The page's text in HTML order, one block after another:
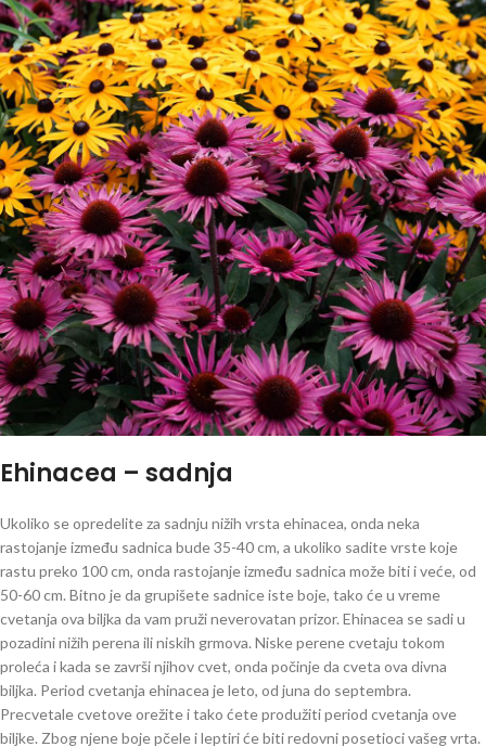
Ehinacea – sadnja
Ukoliko se opredelite za sadnju nižih vrsta ehinacea, onda neka
rastojanje između sadnica bude 35-40 cm, a ukoliko sadite vrste koje
rastu preko 100 cm, onda rastojanje između sadnica može biti i veće, od
50-60 cm. Bitno je da grupišete sadnice iste boje, tako će u vreme
cvetanja ova biljka da vam pruži neverovatan prizor. Ehinacea se sadi u
pozadini nižih perena ili niskih grmova. Niske perene cvetaju tokom
proleća i kada se završi njihov cvet, onda počinje da cveta ova divna
biljka. Period cvetanja ehinacea je leto, od juna do septembra.
Precvetale cvetove orežite i tako ćete produžiti period cvetanja ove
biljke. Zbog njene boje pčele i leptiri će biti redovni posetioci vašeg vrta.